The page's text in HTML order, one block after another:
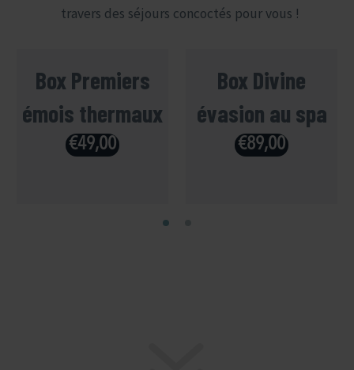
travers des séjours concoctés pour vous !
Box Premiers
émois thermaux
€49,00
Box Divine
évasion au spa
€89,00